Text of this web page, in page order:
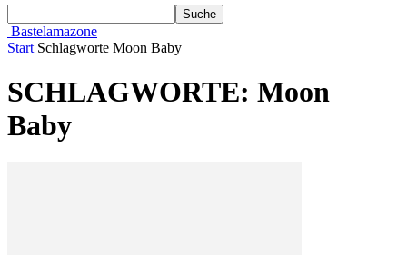
Bastelamazone
Start Schlagworte Moon Baby
SCHLAGWORTE: Moon
Baby